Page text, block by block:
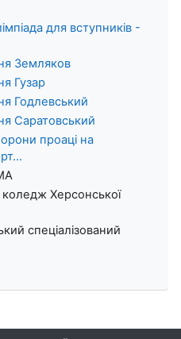
для вступників -
Земляков
Гузар
Годлевський
Саратовський
проаці на
Херсонської
спеціалізований